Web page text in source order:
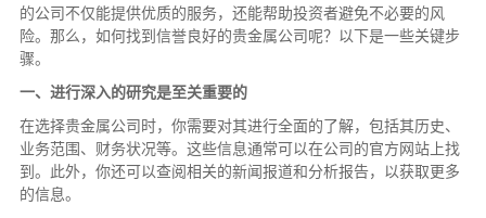
的公司不仅能提供优质的服务，还能帮助投资者避免不必要的风
险。那么，如何找到信誉良好的贵金属公司呢？以下是一些关键步
骤。
一、进行深入的研究是至关重要的
在选择贵金属公司时，你需要对其进行全面的了解，包括其历史、
业务范围、财务状况等。这些信息通常可以在公司的官方网站上找
到。此外，你还可以查阅相关的新闻报道和分析报告，以获取更多
的信息。